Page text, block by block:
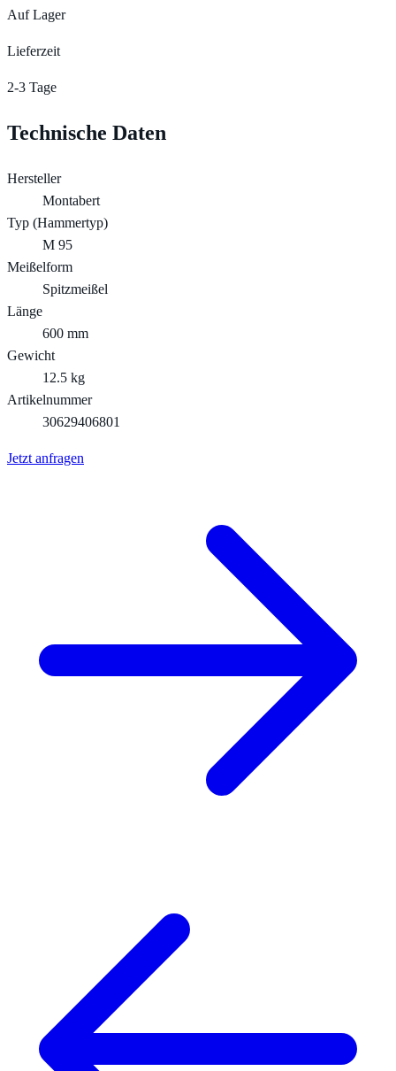
Auf Lager
Lieferzeit
2-3 Tage
Technische Daten
Hersteller
Montabert
Typ (Hammertyp)
M 95
Meißelform
Spitzmeißel
Länge
600 mm
Gewicht
12.5 kg
Artikelnummer
30629406801
Jetzt anfragen